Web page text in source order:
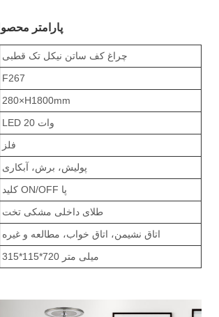
2. پارامتر
چراغ کف ساتن نیکل تک قطبی
F267
280×H1800mm
LED 20 وات
فلز
پولیش، برش، آبکاری
کلید ON/OFF پا
طلای داخلی مشکی تخت
اتاق نشیمن، اتاق خواب، مطالعه و غیره
315*115*720 میلی متر